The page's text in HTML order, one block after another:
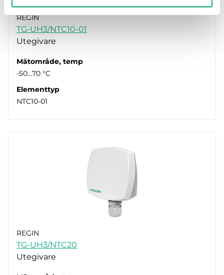
REGIN
TG-UH3/NTC10-01
Utegivare
Mätområde, temp
-50…70 °C
Elementtyp
NTC10-01
REGIN
TG-UH3/NTC20
Utegivare